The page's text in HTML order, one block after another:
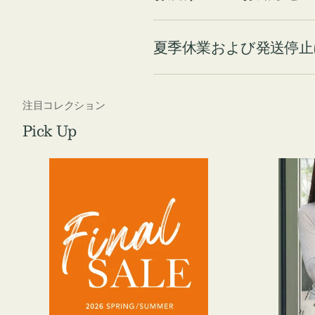
夏季休業および発送停
注目コレクション
Pick Up